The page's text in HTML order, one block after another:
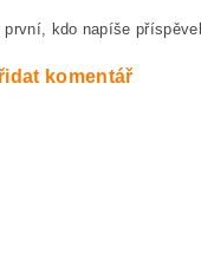
první, kdo napíše
komentář